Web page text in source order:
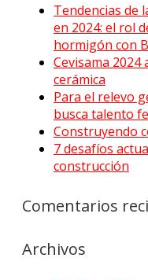
Tendencias de
en 2024: el rol
hormigón con
Cevisama
cerámica
Para el relevo
busca talento
Construyendo
7 desafíos
construcción
Comentarios
Archivos